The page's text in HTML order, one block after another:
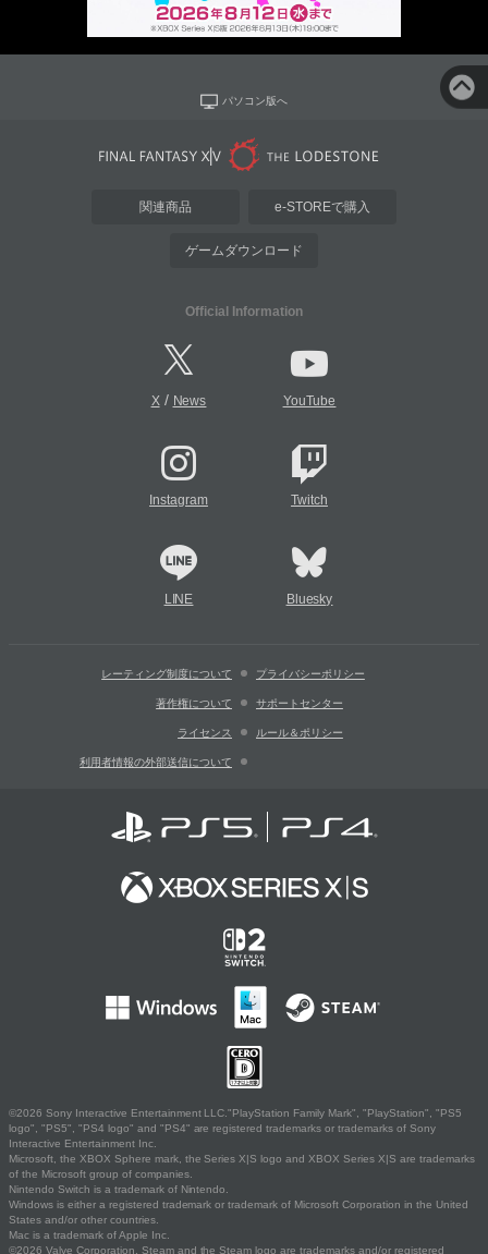
パソコン版へ
関連商品 e-STOREで購入
ゲームダウンロード
Official Information
X/ News YouTube
Instagram Twitch
LINE Bluesky
レーティング制度について プライバシーポリシー
著作権について サポートセンター
ライセンス ルール＆ポリシー
利用者情報の外部送信について
©2026 Sony Interactive Entertainment LLC."PlayStation Family Mark", "PlayStation", "PS5
logo", "PS5", "PS4 logo" and "PS4" are registered trademarks or trademarks of Sony
Interactive Entertainment Inc.
Microsoft, the XBOX Sphere mark, the Series X|S logo and XBOX Series X|S are trademarks
of the Microsoft group of companies.
Nintendo Switch is a trademark of Nintendo.
Windows is either a registered trademark or trademark of Microsoft Corporation in the United
States and/or other countries.
Mac is a trademark of Apple Inc.
©2026 Valve Corporation. Steam and the Steam logo are trademarks and/or registered